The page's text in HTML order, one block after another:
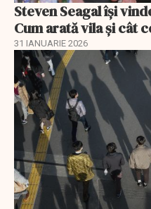
Steven Seagal își
Cum arată vila și cât
31 IANUARIE 2026